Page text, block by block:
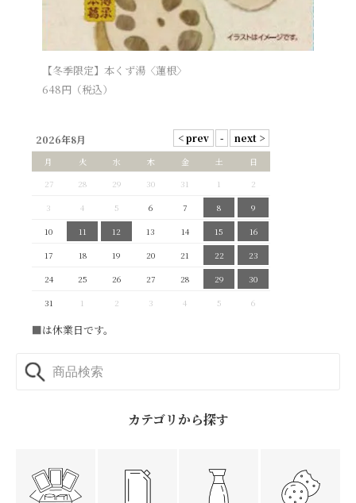
【冬季限定】本くず湯〈蓮根〉
648円（税込）
2026年8月
月 火 水 木 金 土
日
27
28 29 30 31 1
2
3
4 5 6 7 8
9
10
11 12 13 14 15
16
17
18 19 20 21 22
23
24
25 26 27 28 29
30
31
1 2 3 4 5 6
■は休業日です。
カテゴリから探す